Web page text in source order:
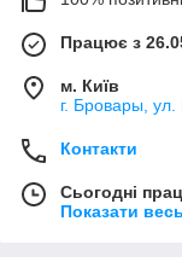
Працює з
м. Київ
г. Бровары, ул.
Контакти
Сьогодні
Показати